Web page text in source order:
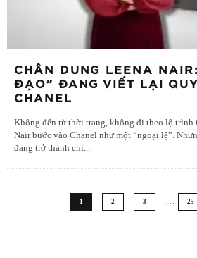
CHÂN DUNG LEENA
ĐẠO” ĐANG VIẾT LẠI
CHANEL
Không đến từ thời trang, không đi theo lộ trình
Nair bước vào Chanel như một “ngoại lệ”.
đang trở thành chi
1 2 3 25